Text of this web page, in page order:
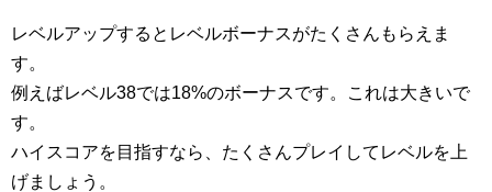
レベルアップするとレベルボーナスがたくさんもらえま
す。
例えばレベル38では18%のボーナスです。これは大きいで
す。
ハイスコアを目指すなら、たくさんプレイしてレベルを上
げましょう。